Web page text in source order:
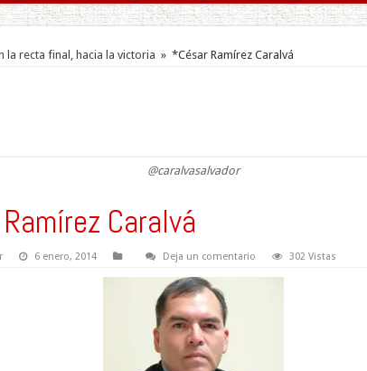
la recta final, hacia la victoria » *César Ramírez Caralvá
@caralvasalvador
Caralvá
6 enero, 2014 Deja un comentario 302 Vistas